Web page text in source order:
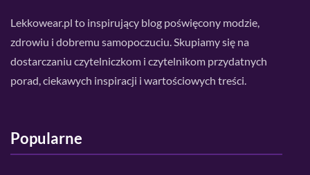
Lekkowear.pl to inspirujący blog poświęcony modzie,
zdrowiu i dobremu samopoczuciu. Skupiamy się na
dostarczaniu czytelniczkom i czytelnikom przydatnych
porad, ciekawych inspiracji i wartościowych treści.
Popularne